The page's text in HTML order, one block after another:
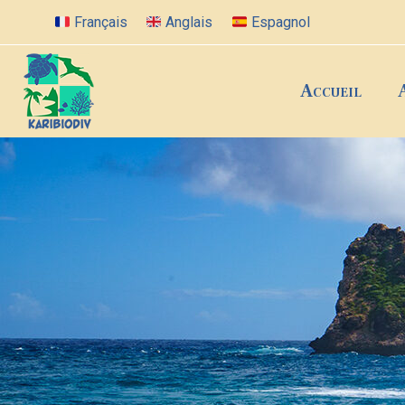
Français Anglais Espagnol
Accueil